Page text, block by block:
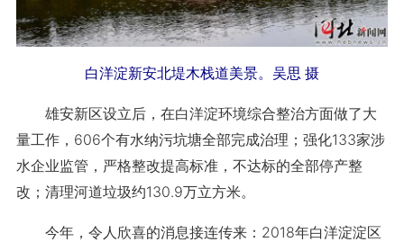
白洋淀新安北堤木栈道美景。吴思 摄
雄安新区设立后，在白洋淀环境综合整治方面做了大
量工作，606个有水纳污坑塘全部完成治理；强化133家涉
水企业监管，严格整改提高标准，不达标的全部停产整
改；清理河道垃圾约130.9万立方米。
今年，令人欣喜的消息接连传来：2018年白洋淀淀区